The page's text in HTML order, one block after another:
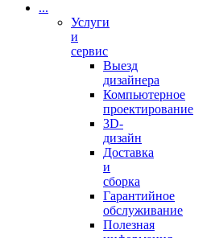
...
Услуги
и
сервис
Выезд
дизайнера
Компьютерное
проектирование
3D-
дизайн
Доставка
и
сборка
Гарантийное
обслуживание
Полезная